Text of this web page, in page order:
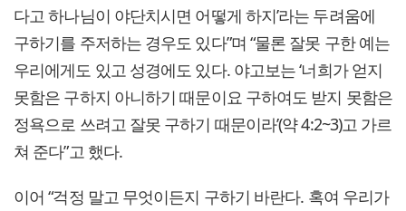
다고 하나님이 야단치시면 어떻게 하지’라는 두려움에
구하기를 주저하는 경우도 있다”며 “물론 잘못 구한 예는
우리에게도 있고 성경에도 있다. 야고보는 ‘너희가 얻지
못함은 구하지 아니하기 때문이요 구하여도 받지 못함은
정욕으로 쓰려고 잘못 구하기 때문이라’(약 4:2~3)고 가르
쳐 준다”고 했다.
이어 “걱정 말고 무엇이든지 구하기 바란다. 혹여 우리가